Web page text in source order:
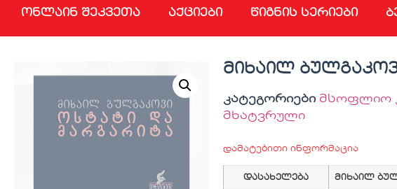
ონლაინ შეკვეთა აქციები წიგნის სერიები
მიხაილ
კატეგორიები მსოფლიო
მხატვრული
დამატებითი ინფორმაცია
დასახელება მიხაილ